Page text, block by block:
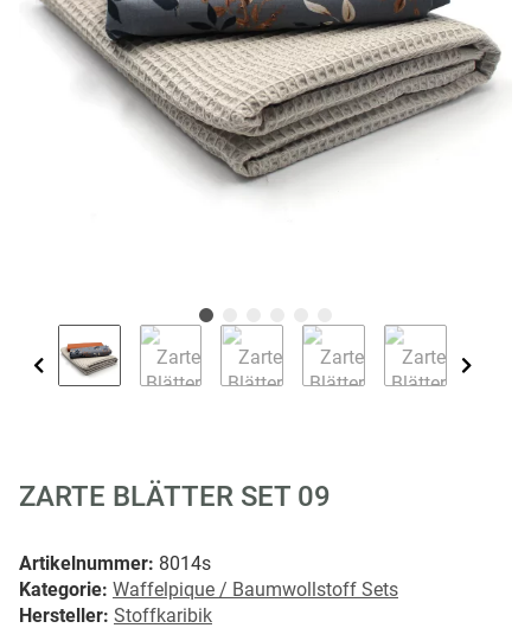
ZARTE BLÄTTER SET 09
Artikelnummer: 8014s
Kategorie: Waffelpique / Baumwollstoff Sets
Hersteller: Stoffkaribik